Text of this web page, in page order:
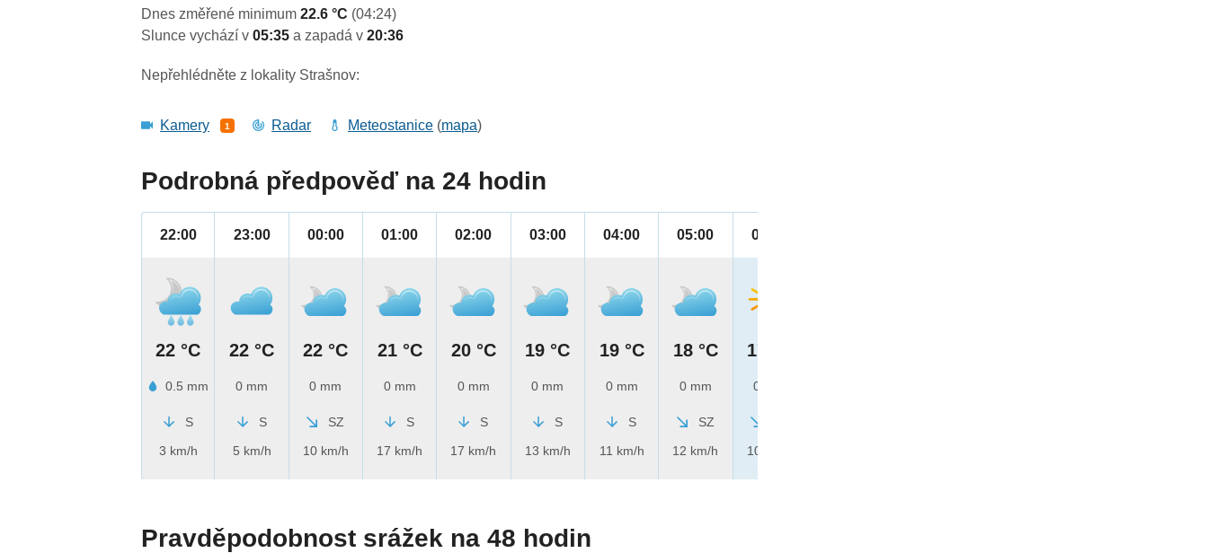
Dnes změřené minimum22.6 °C (04:24)
Slunce vychází v05:35a zapadá v20:36
Nepřehlédněte z lokality Strašnov:
Kamery 1 Radar Meteostanice (mapa)
Podrobná předpověď na 24 hodin
22:00
22 °C
0.5 mm
S
3 km/h
23:00
22 °C
0 mm
S
5 km/h
00:00
22 °C
0 mm
SZ
10 km/h
01:00
21 °C
0 mm
S
17 km/h
02:00
20 °C
0 mm
S
17 km/h
03:00
19 °C
0 mm
S
13 km/h
04:00
19 °C
0 mm
S
11 km/h
05:00
18 °C
0 mm
SZ
12 km/h
06:00
17 °C
0 mm
10 km/h
Pravděpodobnost srážek na 48 hodin